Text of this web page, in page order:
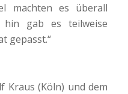
machten es überall
gab es teilweise
gepasst.“
Kraus (Köln) und dem